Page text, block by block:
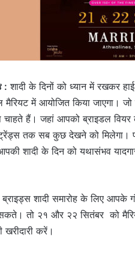
: शादी के दिनों को ध्यान में रखकर
में आयोजित किया जाएगा।
हैं। जहां आपको ब्राइडल
तक सब कुछ देखने को मिलेगा।
शादी के दिन को यथासंभव
ब्राइड्स शादी समारोह के लिए
तो २१ और २२ सितंबर को
करें।